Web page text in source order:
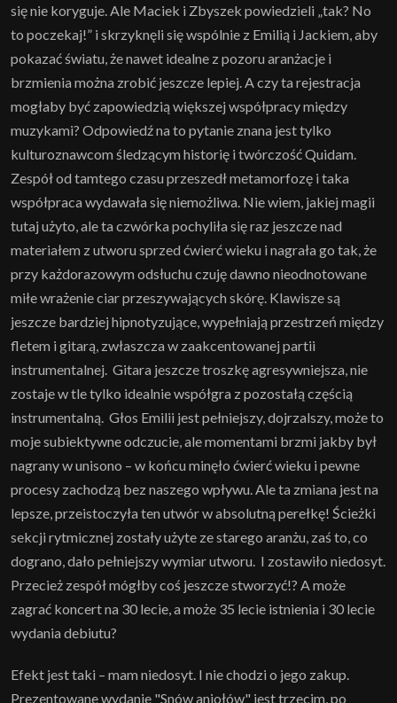
się nie koryguje. Ale Maciek i Zbyszek powiedzieli „tak? No
to poczekaj!” i skrzyknęli się wspólnie z Emilią i Jackiem, aby
pokazać światu, że nawet idealne z pozoru aranżacje i
brzmienia można zrobić jeszcze lepiej. A czy ta rejestracja
mogłaby być zapowiedzią większej współpracy między
muzykami? Odpowiedź na to pytanie znana jest tylko
kulturoznawcom śledzącym historię i twórczość Quidam.
Zespół od tamtego czasu przeszedł metamorfozę i taka
współpraca wydawała się niemożliwa. Nie wiem, jakiej magii
tutaj użyto, ale ta czwórka pochyliła się raz jeszcze nad
materiałem z utworu sprzed ćwierć wieku i nagrała go tak, że
przy każdorazowym odsłuchu czuję dawno nieodnotowane
miłe wrażenie ciar przeszywających skórę. Klawisze są
jeszcze bardziej hipnotyzujące, wypełniają przestrzeń między
fletem i gitarą, zwłaszcza w zaakcentowanej partii
instrumentalnej. Gitara jeszcze troszkę agresywniejsza, nie
zostaje w tle tylko idealnie współgra z pozostałą częścią
instrumentalną. Głos Emilii jest pełniejszy, dojrzalszy, może to
moje subiektywne odczucie, ale momentami brzmi jakby był
nagrany w unisono – w końcu minęło ćwierć wieku i pewne
procesy zachodzą bez naszego wpływu. Ale ta zmiana jest na
lepsze, przeistoczyła ten utwór w absolutną perełkę! Ścieżki
sekcji rytmicznej zostały użyte ze starego aranżu, zaś to, co
dograno, dało pełniejszy wymiar utworu. I zostawiło niedosyt.
Przecież zespół mógłby coś jeszcze stworzyć!? A może
zagrać koncert na 30 lecie, a może 35 lecie istnienia i 30 lecie
wydania debiutu?
Efekt jest taki – mam niedosyt. I nie chodzi o jego zakup.
Prezentowane wydanie "Snów aniołów" jest trzecim, po